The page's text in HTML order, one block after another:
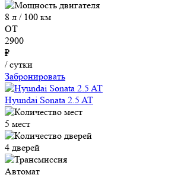
8 л / 100 км
ОТ
2900
₽
/ сутки
Забронировать
Hyundai Sonata 2.5 AT
5 мест
4 дверей
Автомат